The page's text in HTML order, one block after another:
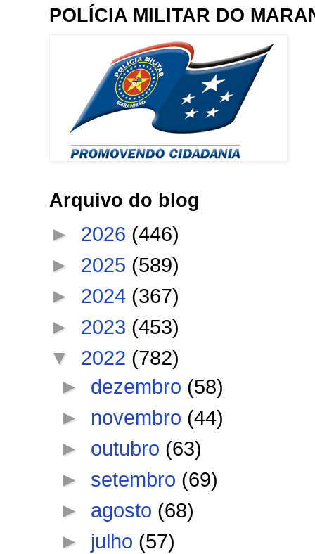
POLÍCIA MILITAR DO
Arquivo do blog
► 2026 (446)
► 2025 (589)
► 2024 (367)
► 2023 (453)
▼ 2022 (782)
► dezembro (58)
► novembro (44)
► outubro (63)
► setembro (69)
► agosto (68)
► julho (57)